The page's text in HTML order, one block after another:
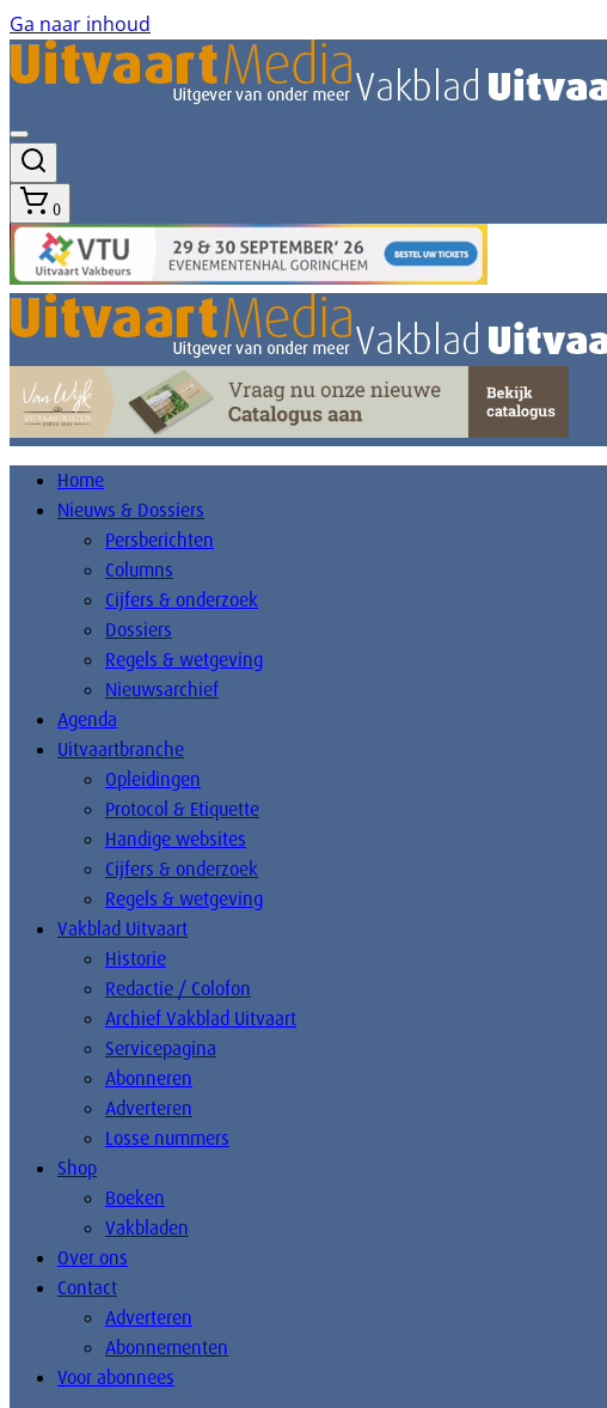
Ga naar inhoud
0
Home
Nieuws & Dossiers
Persberichten
Columns
Cijfers & onderzoek
Dossiers
Regels & wetgeving
Nieuwsarchief
Agenda
Uitvaartbranche
Opleidingen
Protocol & Etiquette
Handige websites
Cijfers & onderzoek
Regels & wetgeving
Vakblad Uitvaart
Historie
Redactie / Colofon
Archief Vakblad Uitvaart
Servicepagina
Abonneren
Adverteren
Losse nummers
Shop
Boeken
Vakbladen
Over ons
Contact
Adverteren
Abonnementen
Voor abonnees